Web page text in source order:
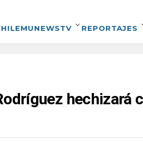
REPORTAJES
hechizará